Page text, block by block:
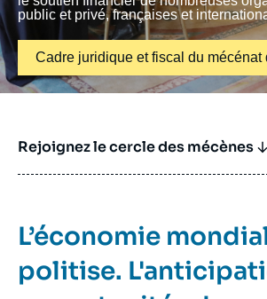
Se connecter
Nous soutenir
public et privé, françaises et
Bouton CTA
Cadre juridique et fiscal du mécénat
Rejoignez le cercle des mécènes
Accroche
contenu
L’économie
politise.